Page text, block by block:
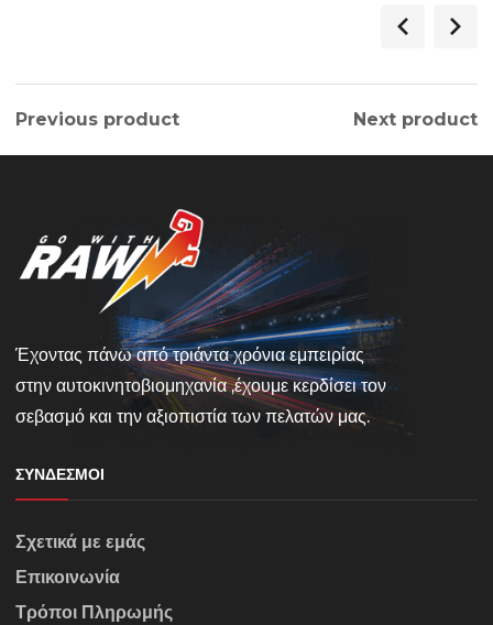
Previous product Next product
Έχοντας πάνω από τριάντα χρόνια εμπειρίας
στην αυτοκινητοβιομηχανία ,έχουμε κερδίσει τον
σεβασμό και την αξιοπιστία των πελατών μας.
ΣΎΝΔΕΣΜΟΙ
Σχετικά με εμάς
Επικοινωνία
Τρόποι Πληρωμής